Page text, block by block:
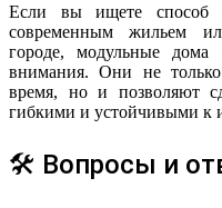
Если вы ищете способ
современным жильем
городе, модульные дома
внимания. Они не
время, но и позволяют
гибкими и устойчивыми к
🛠 Вопросы и